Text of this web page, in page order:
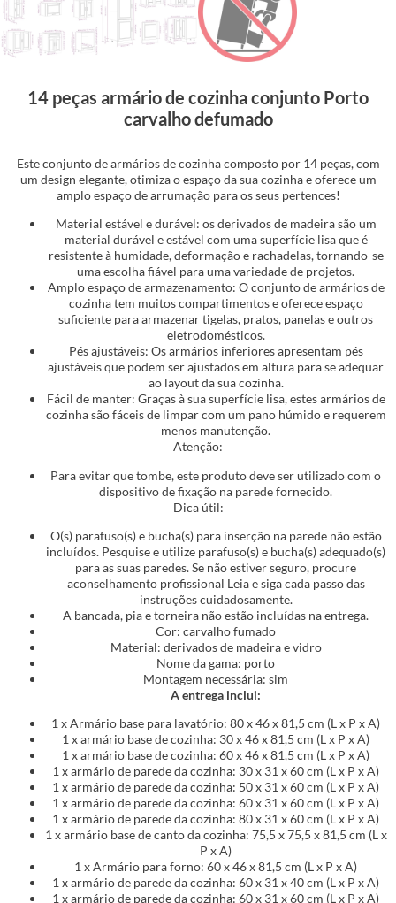
14 peças armário de cozinha conjunto Porto
carvalho defumado
Este conjunto de armários de cozinha composto por 14 peças, com
um design elegante, otimiza o espaço da sua cozinha e oferece um
amplo espaço de arrumação para os seus pertences!
Material estável e durável: os derivados de madeira são um
material durável e estável com uma superfície lisa que é
resistente à humidade, deformação e rachadelas, tornando-se
uma escolha fiável para uma variedade de projetos.
Amplo espaço de armazenamento: O conjunto de armários de
cozinha tem muitos compartimentos e oferece espaço
suficiente para armazenar tigelas, pratos, panelas e outros
eletrodomésticos.
Pés ajustáveis: Os armários inferiores apresentam pés
ajustáveis que podem ser ajustados em altura para se adequar
ao layout da sua cozinha.
Fácil de manter: Graças à sua superfície lisa, estes armários de
cozinha são fáceis de limpar com um pano húmido e requerem
menos manutenção.
Atenção:
Para evitar que tombe, este produto deve ser utilizado com o
dispositivo de fixação na parede fornecido.
Dica útil:
O(s) parafuso(s) e bucha(s) para inserção na parede não estão
incluídos. Pesquise e utilize parafuso(s) e bucha(s) adequado(s)
para as suas paredes. Se não estiver seguro, procure
aconselhamento profissional Leia e siga cada passo das
instruções cuidadosamente.
A bancada, pia e torneira não estão incluídas na entrega.
Cor: carvalho fumado
Material: derivados de madeira e vidro
Nome da gama: porto
Montagem necessária: sim
A entrega inclui:
1 x Armário base para lavatório: 80 x 46 x 81,5 cm (L x P x A)
1 x armário base de cozinha: 30 x 46 x 81,5 cm (L x P x A)
1 x armário base de cozinha: 60 x 46 x 81,5 cm (L x P x A)
1 x armário de parede da cozinha: 30 x 31 x 60 cm (L x P x A)
1 x armário de parede da cozinha: 50 x 31 x 60 cm (L x P x A)
1 x armário de parede da cozinha: 60 x 31 x 60 cm (L x P x A)
1 x armário de parede da cozinha: 80 x 31 x 60 cm (L x P x A)
1 x armário base de canto da cozinha: 75,5 x 75,5 x 81,5 cm (L x
P x A)
1 x Armário para forno: 60 x 46 x 81,5 cm (L x P x A)
1 x armário de parede da cozinha: 60 x 31 x 40 cm (L x P x A)
1 x armário de parede da cozinha: 60 x 31 x 60 cm (L x P x A)